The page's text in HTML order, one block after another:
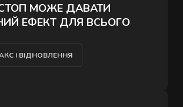
МОЖЕ ДАВАТИ
ЕФЕКТ ДЛЯ ВСЬОГО
І ВІДНОВЛЕННЯ